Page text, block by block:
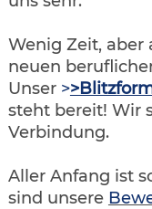
Wenig Zeit, aber
neuen
Unser >
steht bereit! Wir
Verbindung.
Aller Anfang ist
sind unsere